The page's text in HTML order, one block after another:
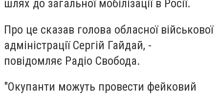
шлях до загальної мобілізації в Росії.
Про це cказав голова обласної військової
адміністрації Сергій Гайдай, -
повідомляє Радіо Свобода.
"Окупанти можуть провести фейковий